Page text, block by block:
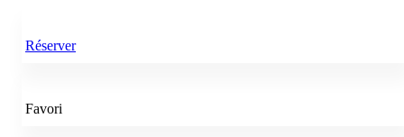
Réserver
Favori